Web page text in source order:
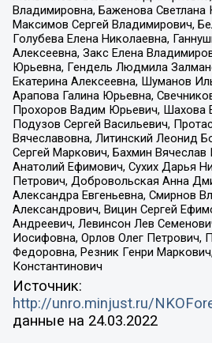
Владимировна, Баженова Светлана
Максимов Сергей Владимирович,
Голубева Елена Николаевна,
Алексеевна, Закс Елена
Юрьевна, Гендель Людмила
Екатерина Алексеевна, Шуманов
Арапова Галина Юрьевна,
Прохоров Вадим Юрьевич, Шахова
Подузов Сергей Васильевич,
Вячеславовна, Литинский Леонид
Сергей Маркович, Бахмин
Анатолий Ефимович, Сухих Дарья
Петрович, Добровольская Анна
Александра Евгеньевна, Смирнов
Александрович, Вицин Сергей
Андреевич, Левинсон Лев
Иосифовна, Орлов Олег Петрович,
Федоровна, Резник Генри
Константинович
Источник:
http://unro.minjust.ru/
данные на 24.03.2022